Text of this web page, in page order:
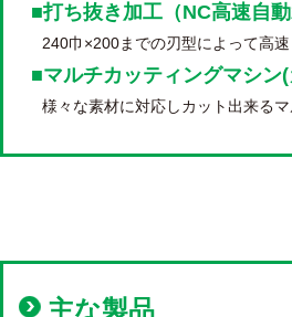
■打ち抜き加工（NC高速自動
240巾×200までの刃型によって高
■マルチカッティングマシン
様々な素材に対応しカット出来る
主な製品